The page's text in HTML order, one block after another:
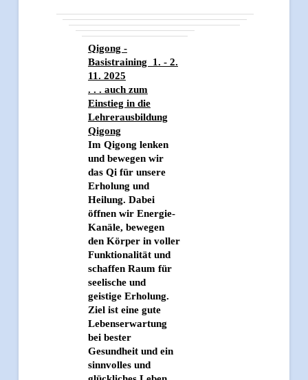
Qigong -
Basistraining 1. - 2.
11. 2025
. . . auch zum
Einstieg in die
Lehrerausbildung
Qigong
Im Qigong lenken
und bewegen wir
das Qi für unsere
Erholung und
Heilung. Dabei
öffnen wir Energie-
Kanäle, bewegen
den Körper in voller
Funktionalität und
schaffen Raum für
seelische und
geistige Erholung.
Ziel ist eine gute
Lebenserwartung
bei bester
Gesundheit und ein
sinnvolles und